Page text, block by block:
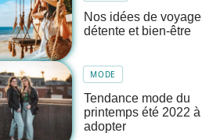
Nos idées de voyage
détente et bien-être
MODE
Tendance mode du
printemps été 2022 à
adopter